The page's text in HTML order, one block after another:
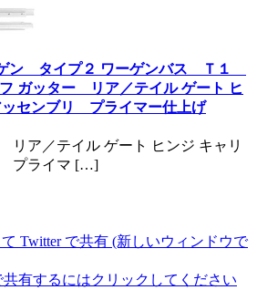
ン タイプ２ ワーゲンバス Ｔ１
ガッター リア／テイル ゲート ヒ
ッセンブリ プライマー仕上げ
リア／テイル ゲート ヒンジ キャリ
プライマ […]
Twitter で共有 (新しいウィンドウで
共有するにはクリックしてください